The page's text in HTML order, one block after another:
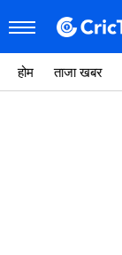
होम ताजा खबर